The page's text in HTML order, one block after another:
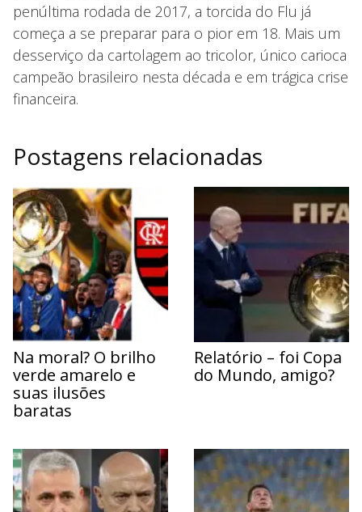
penúltima rodada de 2017, a torcida do Flu já
começa a se preparar para o pior em 18. Mais um
desserviço da cartolagem ao tricolor, único carioca
campeão brasileiro nesta década e em trágica crise
financeira.
Postagens relacionadas
Na moral? O brilho
verde amarelo e
suas ilusões
baratas
Relatório – foi Copa
do Mundo, amigo?